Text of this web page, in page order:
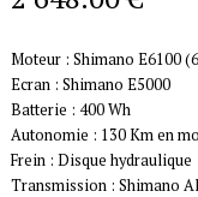
Moteur : Shimano E6100
Ecran :Shimano E5000
Batterie : 400 Wh
Autonomie : 130 Km en
Frein : Disque hydraulique
Transmission : Shimano